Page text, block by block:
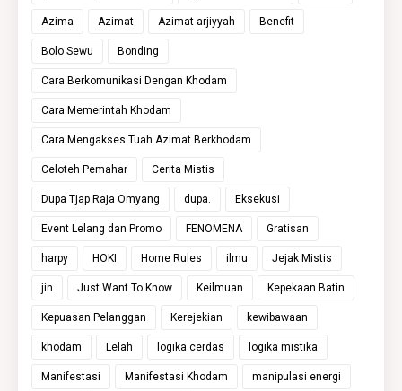
Azima Azimat Azimat arjiyyah Benefit
Bolo Sewu Bonding
Cara Berkomunikasi Dengan Khodam
Cara Memerintah Khodam
Cara Mengakses Tuah Azimat Berkhodam
Celoteh Pemahar Cerita Mistis
Dupa Tjap Raja Omyang dupa. Eksekusi
Event Lelang dan Promo FENOMENA Gratisan
harpy HOKI Home Rules ilmu Jejak Mistis
jin Just Want To Know Keilmuan Kepekaan Batin
Kepuasan Pelanggan Kerejekian kewibawaan
khodam Lelah logika cerdas logika mistika
Manifestasi Manifestasi Khodam manipulasi energi